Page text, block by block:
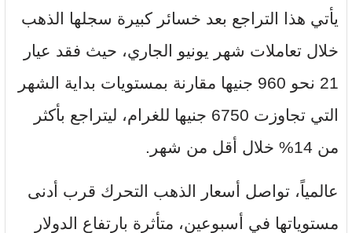
يأتي هذا التراجع بعد خسائر كبيرة سجلها الذهب
خلال تعاملات شهر يونيو الجاري، حيث فقد عيار
21 نحو 960 جنيها مقارنة بمستويات بداية الشهر
التي تجاوزت 6750 جنيها للغرام، ليتراجع بأكثر
من 14% خلال أقل من شهر.
عالمياً، تواصل أسعار الذهب التحرك قرب أدنى
مستوياتها في أسبوعين، متأثرة بارتفاع الدولار